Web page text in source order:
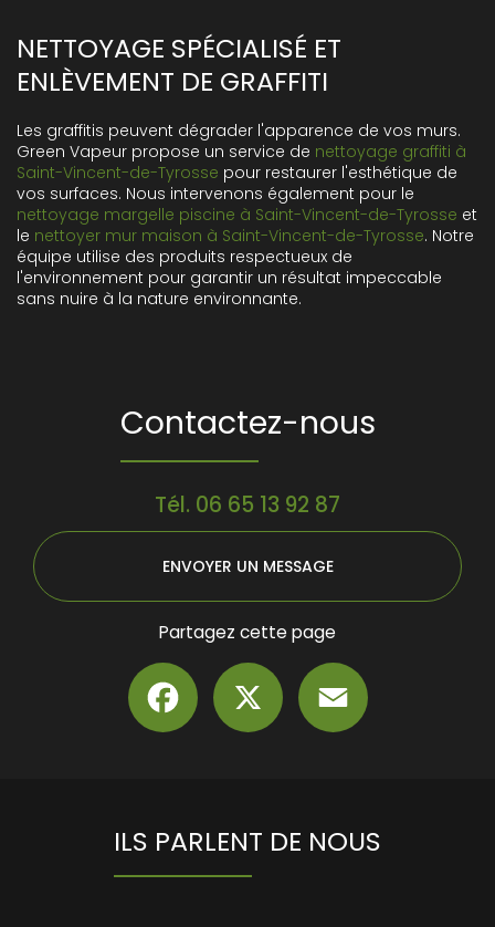
NETTOYAGE SPÉCIALISÉ ET
ENLÈVEMENT DE GRAFFITI
Les graffitis peuvent dégrader l'apparence de vos murs.
Green Vapeur propose un service de nettoyage graffiti à
Saint-Vincent-de-Tyrosse pour restaurer l'esthétique de
vos surfaces. Nous intervenons également pour le
nettoyage margelle piscine à Saint-Vincent-de-Tyrosse et
le nettoyer mur maison à Saint-Vincent-de-Tyrosse. Notre
équipe utilise des produits respectueux de
l'environnement pour garantir un résultat impeccable
sans nuire à la nature environnante.
Contactez-nous
Tél. 06 65 13 92 87
ENVOYER UN MESSAGE
Partagez cette page
Facebook
ILS PARLENT DE NOUS